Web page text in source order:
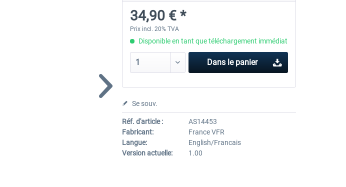
34,90 € *
Prix incl. 20% TVA
Disponible en tant que téléchargement immédiat
Dans le panier
Se souv.
Réf. d'article :
AS14453
Fabricant:
France VFR
Langue:
English/Francais
Version actuelle:
1.00